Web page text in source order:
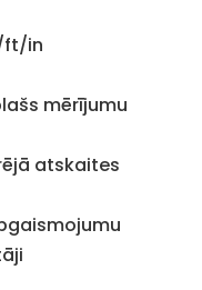
ft/in
mērījumu
atskaites